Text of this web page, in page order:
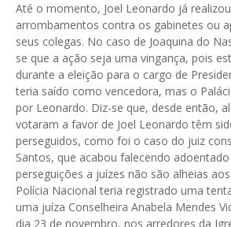
Até o momento, Joel Leonardo já
arrombamentos contra os gabinetes ou
seus colegas. No caso de Joaquina do
se que a ação seja uma vingança, pois
durante a eleição para o cargo de
teria saído como vencedora, mas o
por Leonardo. Diz-se que, desde então,
votaram a favor de Joel Leonardo têm
perseguidos, como foi o caso do juiz
Santos, que acabou falecendo
perseguições a juízes não são alheias
Polícia Nacional teria registrado uma
uma juíza Conselheira Anabela Mendes
dia 23 de novembro, nos arredores da